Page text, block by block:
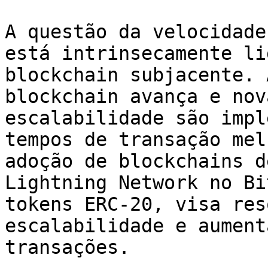
A questão da
está intrinsecamente
blockchain subjacente.
blockchain avança e
escalabilidade são
tempos de transação
adoção de blockchains
Lightning Network no
tokens ERC-20, visa
escalabilidade e
transações.